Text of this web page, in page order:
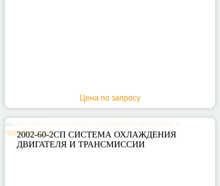
Цена по запросу
2002-60-2СП СИСТЕМА ОХЛАЖДЕНИЯ
ДВИГАТЕЛЯ И ТРАНСМИССИИ